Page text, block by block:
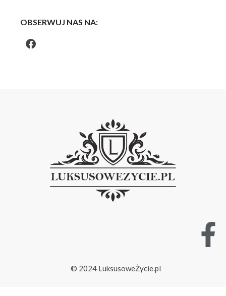
OBSERWUJ NAS NA:
© 2024 LuksusoweŻycie.pl